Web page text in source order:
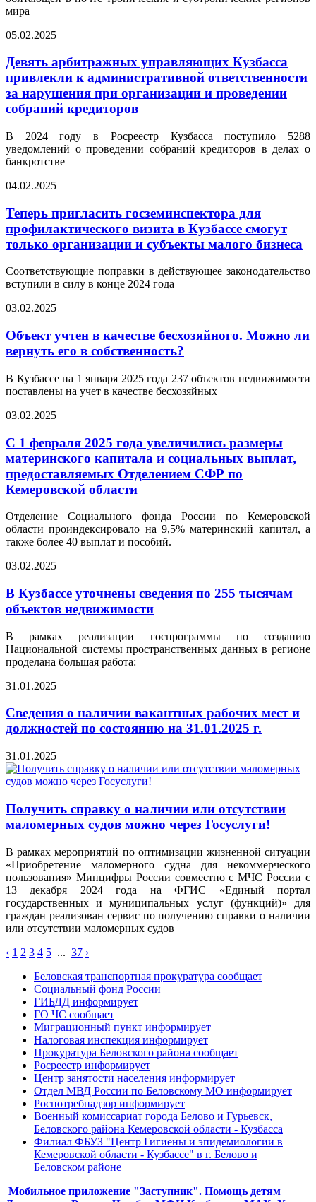
мира
05.02.2025
Девять арбитражных управляющих Кузбасса
привлекли к административной ответственности
за нарушения при организации и проведении
собраний кредиторов
В 2024 году в Росреестр Кузбасса поступило 5288
уведомлений о проведении собраний кредиторов в делах о
банкротстве
04.02.2025
Теперь пригласить госземинспектора для
профилактического визита в Кузбассе смогут
только организации и субъекты малого бизнеса
Соответствующие поправки в действующее законодательство
вступили в силу в конце 2024 года
03.02.2025
Объект учтен в качестве бесхозяйного. Можно ли
вернуть его в собственность?
В Кузбассе на 1 января 2025 года 237 объектов недвижимости
поставлены на учет в качестве бесхозяйных
03.02.2025
С 1 февраля 2025 года увеличились размеры
материнского капитала и социальных выплат,
предоставляемых Отделением СФР по
Кемеровской области
Отделение Социального фонда России по Кемеровской
области проиндексировало на 9,5% материнский капитал, а
также более 40 выплат и пособий.
03.02.2025
В Кузбассе уточнены сведения по 255 тысячам
объектов недвижимости
В рамках реализации госпрограммы по созданию
Национальной системы пространственных данных в регионе
проделана большая работа:
31.01.2025
Сведения о наличии вакантных рабочих мест и
должностей по состоянию на 31.01.2025 г.
31.01.2025
Получить справку о наличии или отсутствии
маломерных судов можно через Госуслуги!
В рамках мероприятий по оптимизации жизненной ситуации
«Приобретение маломерного судна для некоммерческого
пользования» Минцифры России совместно с МЧС России с
13 декабря 2024 года на ФГИС «Единый портал
государственных и муниципальных услуг (функций)» для
граждан реализован сервис по получению справки о наличии
или отсутствии маломерных судов
‹ 1 2 3 4 5 ... 37 ›
Беловская транспортная прокуратура сообщает
Социальный фонд России
ГИБДД информирует
ГО ЧС сообщает
Миграционный пункт информирует
Налоговая инспекция информирует
Прокуратура Беловского района сообщает
Росреестр информирует
Центр занятости населения информирует
Отдел МВД России по Беловскому МО информирует
Роспотребнадзор информирует
Военный комиссариат города Белово и Гурьевск,
Беловского района Кемеровской области - Кузбасса
Филиал ФБУЗ "Центр Гигиены и эпидемиологии в
Кемеровской области - Кузбассе" в г. Белово и
Беловском районе
Мобильное приложение "Заступник". Помощь детям